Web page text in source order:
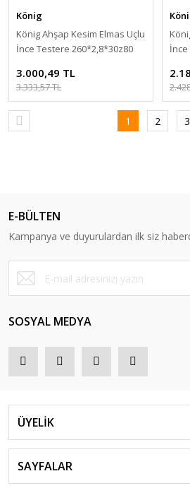
König
König Ahşap Kesim Elmas Uçlu
İnce Testere 260*2,8*30z80
3.000,49 TL
3.333,57 TL
1 2 3
E-BÜLTEN
Kampanya ve duyurulardan ilk siz
SOSYAL MEDYA
ÜYELİK
SAYFALAR